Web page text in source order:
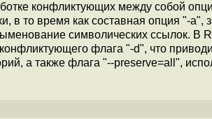
конфликтующих между собой
в то время как составная опция "-a",
символических ссылок. В
флага "-d", что
а также флага "--preserve=all",